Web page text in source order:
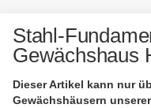
Stahl-
Gewächshaus
Dieser Artikel kann nur
Gewächshäusern